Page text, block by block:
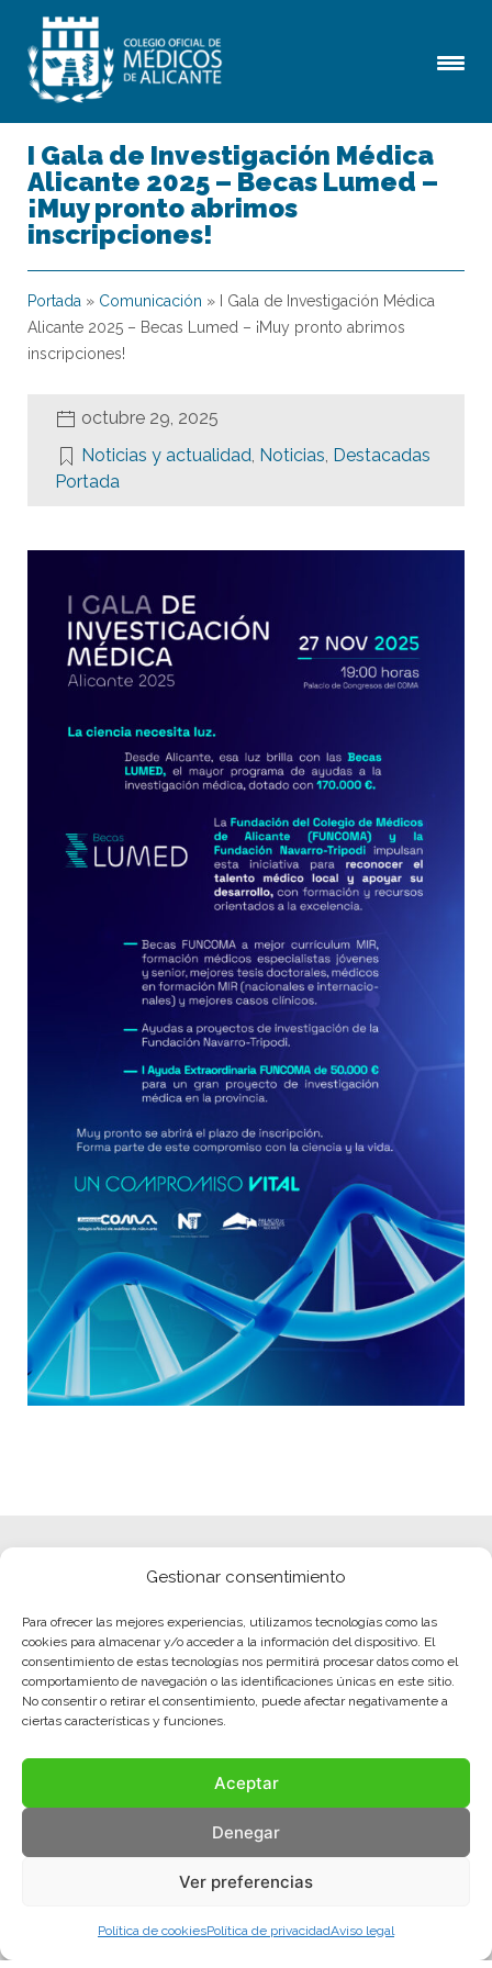
Gestionar consentimiento
Para ofrecer las mejores experiencias, utilizamos tecnologías como las
cookies para almacenar y/o acceder a la información del dispositivo. El
consentimiento de estas tecnologías nos permitirá procesar datos como el
comportamiento de navegación o las identificaciones únicas en este sitio.
No consentir o retirar el consentimiento, puede afectar negativamente a
ciertas características y funciones.
Aceptar
Denegar
Ver preferencias
Política de cookiesPolítica de privacidadAviso legal
I Gala de Investigación Médica
Alicante 2025 – Becas Lumed –
¡Muy pronto abrimos
inscripciones!
Portada » Comunicación »
I Gala de Investigación Médica
Alicante 2025 – Becas Lumed – ¡Muy pronto abrimos
inscripciones!
octubre 29, 2025
Noticias y actualidad, Noticias, Destacadas
Portada